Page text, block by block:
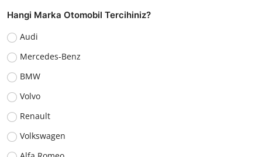
Hangi Marka Otomobil Tercihiniz?
Audi
Mercedes-Benz
BMW
Volvo
Renault
Volkswagen